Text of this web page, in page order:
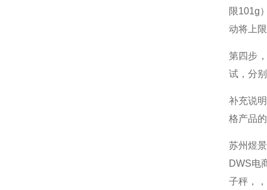
限101g
动将上
第四步
试，分
补充说
格产品
苏州煜
DWS电
子秤，